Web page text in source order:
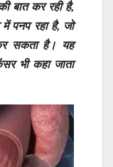
बात कर रही है,
पनप रहा है, जो
सकता है। यह
भी कहा जाता